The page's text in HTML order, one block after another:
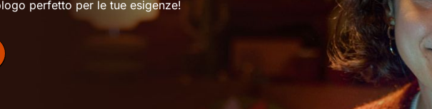
perfetto per le tue esigenze!